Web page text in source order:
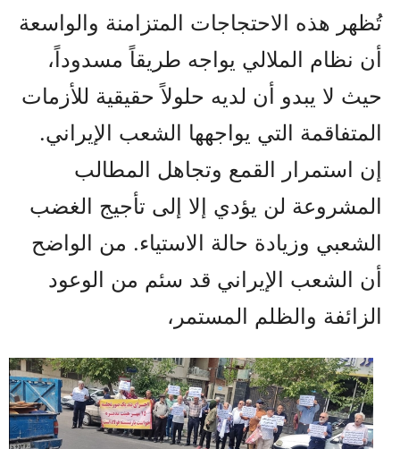
تُظهر هذه الاحتجاجات المتزامنة والواسعة
أن نظام الملالي يواجه طريقاً مسدوداً،
حيث لا يبدو أن لديه حلولاً حقيقية للأزمات
المتفاقمة التي يواجهها الشعب الإيراني.
إن استمرار القمع وتجاهل المطالب
المشروعة لن يؤدي إلا إلى تأجيج الغضب
الشعبي وزيادة حالة الاستياء. من الواضح
أن الشعب الإيراني قد سئم من الوعود
الزائفة والظلم المستمر،